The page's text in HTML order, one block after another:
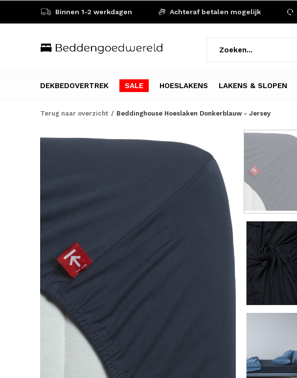
DEKBEDOVERTREK SALE HOESLAKENS LAKENS & SLOPEN
Binnen 1-2 werkdagen Achteraf betalen mogelijk
Terug naar overzicht Beddinghouse Hoeslaken Donkerblauw - Jersey